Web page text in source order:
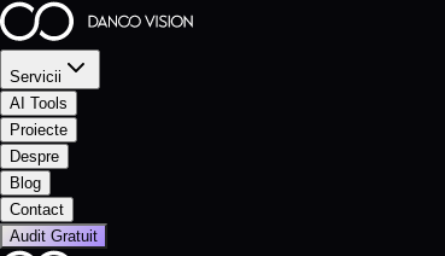
Servicii
AI Tools
Proiecte
Despre
Blog
Contact
Audit Gratuit